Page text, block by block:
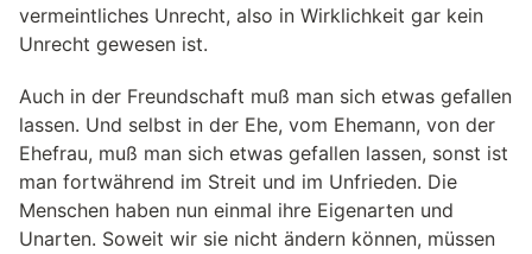
vermeintliches Unrecht, also in Wirklichkeit gar kein
Unrecht gewesen ist.
Auch in der Freundschaft muß man sich etwas gefallen
lassen. Und selbst in der Ehe, vom Ehemann, von der
Ehefrau, muß man sich etwas gefallen lassen, sonst ist
man fortwährend im Streit und im Unfrieden. Die
Menschen haben nun einmal ihre Eigenarten und
Unarten. Soweit wir sie nicht ändern können, müssen